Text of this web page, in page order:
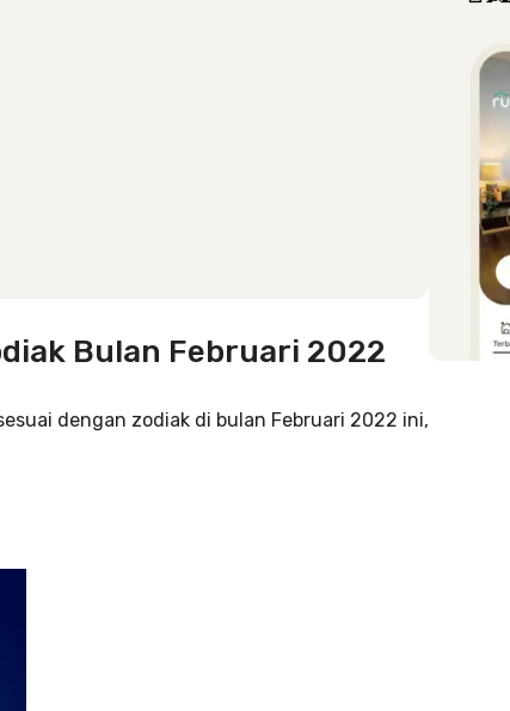
Bulan Februari 2022
dengan zodiak di bulan Februari 2022 ini,